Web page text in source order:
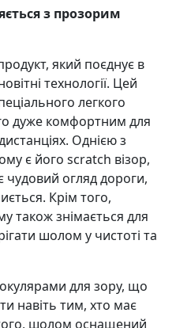
з прозорим
який поєднує в
технології. Цей
легкого
дуже комфортним для
Однією з
є його scratch візор,
чудовий огляд дороги,
Крім того,
також знімається для
шолом у чистоті та
для зору, що
навіть тим, хто має
шолом оснащений